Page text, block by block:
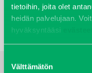
tietoihin, joita olet
heidän palvelujaan.
hyväksyntääsi
valinta
Välttämätön
TAKAISIN